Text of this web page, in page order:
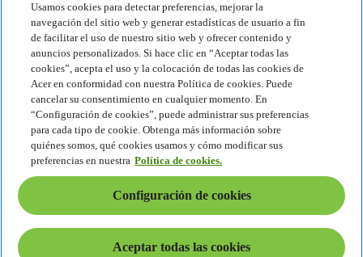
Sostenibilidad
Sostenibilidad
Responsabilidad social corporativa
Huella de carbono del producto
Proyecto Humanity
Earthion
Política de privacidad
Política de cookies
Aviso legal
Información legal adicional
Política de accesibilidad
Configuración de cookies
América Latina - Español
Usamos cookies para detectar preferencias, mejorar la
navegación del sitio web y generar estadísticas de usuario a fin
de facilitar el uso de nuestro sitio web y ofrecer contenido y
anuncios personalizados. Si hace clic en “Aceptar todas las
cookies”, acepta el uso y la colocación de todas las cookies de
Acer en conformidad con nuestra Política de cookies. Puede
cancelar su consentimiento en cualquier momento. En
“Configuración de cookies”, puede administrar sus preferencias
para cada tipo de cookie. Obtenga más información sobre
quiénes somos, qué cookies usamos y cómo modificar sus
preferencias en nuestra Política de cookies.
Configuración de cookies
Aceptar todas las cookies